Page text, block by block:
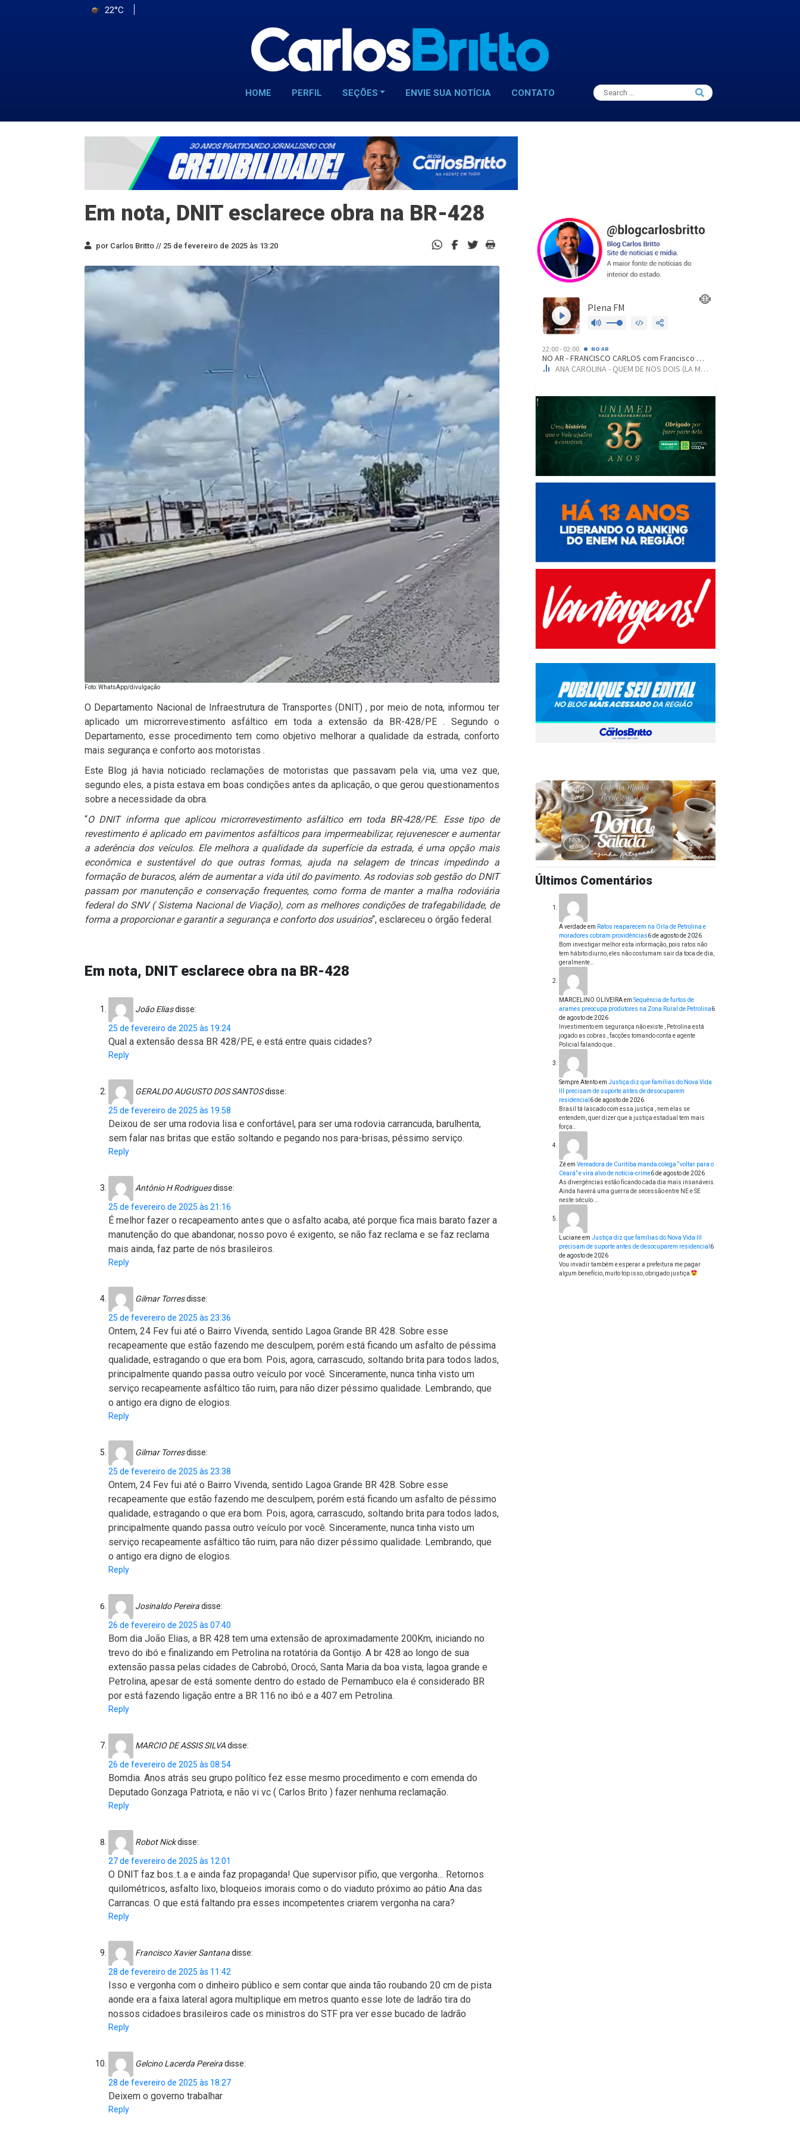
22°C
HOME PERFIL SEÇÕES ENVIE SUA NOTÍCIA CONTATO
Search
for:
Search
Em nota, DNIT esclarece obra na BR-428
por Carlos Britto // 25 de fevereiro de 2025 às 13:20
Foto: WhatsApp/divulgação
O Departamento Nacional de Infraestrutura de Transportes (DNIT) , por meio de nota, informou ter
aplicado um microrrevestimento asfáltico em toda a extensão da BR-428/PE . Segundo o
Departamento, esse procedimento tem como objetivo melhorar a qualidade da estrada, conforto
mais segurança e conforto aos motoristas .
Este Blog já havia noticiado reclamações de motoristas que passavam pela via, uma vez que,
segundo eles, a pista estava em boas condições antes da aplicação, o que gerou questionamentos
sobre a necessidade da obra.
“O DNIT informa que aplicou microrrevestimento asfáltico em toda BR-428/PE. Esse tipo de
revestimento é aplicado em pavimentos asfálticos para impermeabilizar, rejuvenescer e aumentar
a aderência dos veículos. Ele melhora a qualidade da superfície da estrada, é uma opção mais
econômica e sustentável do que outras formas, ajuda na selagem de trincas impedindo a
formação de buracos, além de aumentar a vida útil do pavimento. As rodovias sob gestão do DNIT
passam por manutenção e conservação frequentes, como forma de manter a malha rodoviária
federal do SNV ( Sistema Nacional de Viação), com as melhores condições de trafegabilidade, de
forma a proporcionar e garantir a segurança e conforto dos usuários“, esclareceu o órgão federal.
Em nota, DNIT esclarece obra na BR-428
João Eliasdisse:
25 de fevereiro de 2025 às 19:24
Qual a extensão dessa BR 428/PE, e está entre quais cidades?
Reply
GERALDO AUGUSTO DOS SANTOSdisse:
25 de fevereiro de 2025 às 19:58
Deixou de ser uma rodovia lisa e confortável, para ser uma rodovia carrancuda, barulhenta,
sem falar nas britas que estão soltando e pegando nos para-brisas, péssimo serviço.
Reply
Antônio H Rodriguesdisse:
25 de fevereiro de 2025 às 21:16
É melhor fazer o recapeamento antes que o asfalto acaba, até porque fica mais barato fazer a
manutenção do que abandonar, nosso povo é exigento, se não faz reclama e se faz reclama
mais ainda, faz parte de nós brasileiros.
Reply
Gilmar Torresdisse:
25 de fevereiro de 2025 às 23:36
Ontem, 24 Fev fui até o Bairro Vivenda, sentido Lagoa Grande BR 428. Sobre esse
recapeamente que estão fazendo me desculpem, porém está ficando um asfalto de péssima
qualidade, estragando o que era bom. Pois, agora, carrascudo, soltando brita para todos lados,
principalmente quando passa outro veículo por você. Sinceramente, nunca tinha visto um
serviço recapeamente asfáltico tão ruim, para não dizer péssimo qualidade. Lembrando, que
o antigo era digno de elogios.
Reply
Gilmar Torresdisse:
25 de fevereiro de 2025 às 23:38
Ontem, 24 Fev fui até o Bairro Vivenda, sentido Lagoa Grande BR 428. Sobre esse
recapeamente que estão fazendo me desculpem, porém está ficando um asfalto de péssimo
qualidade, estragando o que era bom. Pois, agora, carrascudo, soltando brita para todos lados,
principalmente quando passa outro veículo por você. Sinceramente, nunca tinha visto um
serviço recapeamente asfáltico tão ruim, para não dizer péssimo qualidade. Lembrando, que
o antigo era digno de elogios.
Reply
Josinaldo Pereiradisse:
26 de fevereiro de 2025 às 07:40
Bom dia João Elias, a BR 428 tem uma extensão de aproximadamente 200Km, iniciando no
trevo do ibó e finalizando em Petrolina na rotatória da Gontijo. A br 428 ao longo de sua
extensão passa pelas cidades de Cabrobó, Orocó, Santa Maria da boa vista, lagoa grande e
Petrolina, apesar de está somente dentro do estado de Pernambuco ela é considerado BR
por está fazendo ligação entre a BR 116 no ibó e a 407 em Petrolina.
Reply
MARCIO DE ASSIS SILVAdisse:
26 de fevereiro de 2025 às 08:54
Bomdia. Anos atrás seu grupo político fez esse mesmo procedimento e com emenda do
Deputado Gonzaga Patriota, e não vi vc ( Carlos Brito ) fazer nenhuma reclamação.
Reply
Robot Nickdisse:
27 de fevereiro de 2025 às 12:01
O DNIT faz bos..t..a e ainda faz propaganda! Que supervisor pífio, que vergonha… Retornos
quilométricos, asfalto lixo, bloqueios imorais como o do viaduto próximo ao pátio Ana das
Carrancas. O que está faltando pra esses incompetentes criarem vergonha na cara?
Reply
Francisco Xavier Santanadisse:
28 de fevereiro de 2025 às 11:42
Isso e vergonha com o dinheiro público e sem contar que ainda tão roubando 20 cm de pista
aonde era a faixa lateral agora multiplique em metros quanto esse lote de ladrão tira do
nossos cidadoes brasileiros cade os ministros do STF pra ver esse bucado de ladrão
Reply
Gelcino Lacerda Pereiradisse:
28 de fevereiro de 2025 às 18:27
Deixem o governo trabalhar
Reply
Últimos Comentários
A verdadeem Ratos reaparecem na Orla de Petrolina e
moradores cobram providências6 de agosto de 2026
Bom investigar melhor esta informação, pois ratos não
tem hábito diurno, eles não costumam sair da toca de dia,
geralmente…
MARCELINO OLIVEIRAem Sequência de furtos de
arames preocupa produtores na Zona Rural de Petrolina6
de agosto de 2026
Investimento em segurança não existe , Petrolina está
jogado as cobras , facções tomando conta e agente
Policial falando que…
Sempre Atentoem Justiça diz que famílias do Nova Vida
III precisam de suporte antes de desocuparem
residencial 6 de agosto de 2026
Brasil tá lascado com essa justiça , nem elas se
entendem, quer dizer que a justiça estadual tem mais
força…
Zéem Vereadora de Curitiba manda colega “voltar para o
Ceará” e vira alvo de notícia-crime6 de agosto de 2026
As divergências estão ficando cada dia mais insanáveis.
Ainda haverá uma guerra de secessão entre NE e SE
neste século.…
Lucianeem Justiça diz que famílias do Nova Vida III
precisam de suporte antes de desocuparem residencial 6
de agosto de 2026
Vou invadir também e esperar a prefeitura me pagar
algum benefício, muito top isso, obrigado justiça